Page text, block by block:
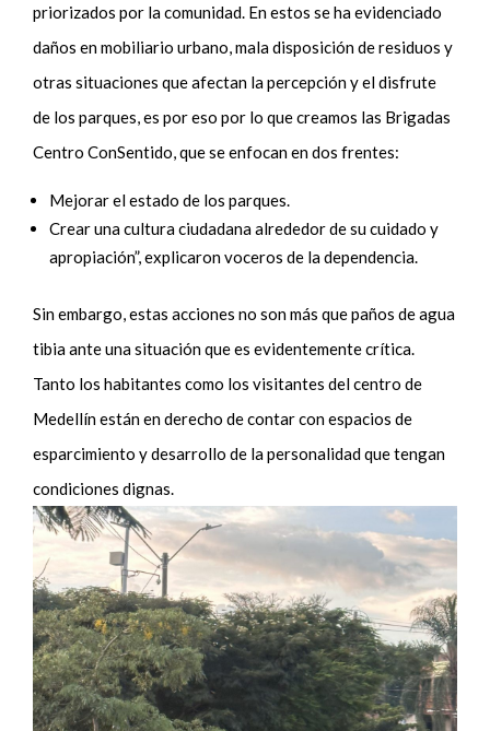
priorizados por la comunidad. En estos se ha evidenciado
daños en mobiliario urbano, mala disposición de residuos y
otras situaciones que afectan la percepción y el disfrute
de los parques, es por eso por lo que creamos las Brigadas
Centro ConSentido, que se enfocan en dos frentes:
Mejorar el estado de los parques.
Crear una cultura ciudadana alrededor de su cuidado y
apropiación”, explicaron voceros de la dependencia.
Sin embargo, estas acciones no son más que paños de agua
tibia ante una situación que es evidentemente crítica.
Tanto los habitantes como los visitantes del centro de
Medellín están en derecho de contar con espacios de
esparcimiento y desarrollo de la personalidad que tengan
condiciones dignas.